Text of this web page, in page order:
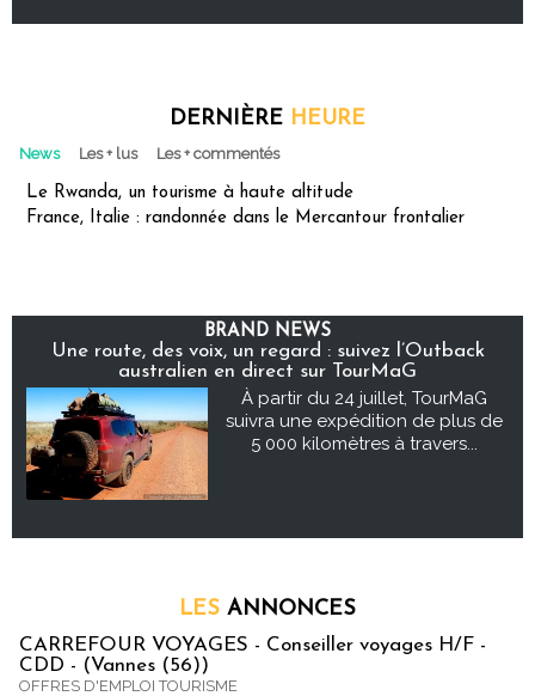
DERNIÈRE HEURE
News Les + lus Les + commentés
Le Rwanda, un tourisme à haute altitude
France, Italie : randonnée dans le Mercantour frontalier
BRAND NEWS
Une route, des voix, un regard : suivez l’Outback
australien en direct sur TourMaG
À partir du 24 juillet, TourMaG
suivra une expédition de plus de
5 000 kilomètres à travers...
LES ANNONCES
CARREFOUR VOYAGES - Conseiller voyages H/F -
CDD - (Vannes (56))
OFFRES D'EMPLOI TOURISME